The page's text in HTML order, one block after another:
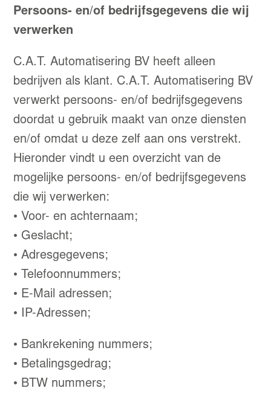
Persoons- en/of bedrijfsgegevens die wij
verwerken
C.A.T. Automatisering BV heeft alleen
bedrijven als klant. C.A.T. Automatisering BV
verwerkt persoons- en/of bedrijfsgegevens
doordat u gebruik maakt van onze diensten
en/of omdat u deze zelf aan ons verstrekt.
Hieronder vindt u een overzicht van de
mogelijke persoons- en/of bedrijfsgegevens
die wij verwerken:
• Voor- en achternaam;
• Geslacht;
• Adresgegevens;
• Telefoonnummers;
• E-Mail adressen;
• IP-Adressen;
• Bankrekening nummers;
• Betalingsgedrag;
• BTW nummers;